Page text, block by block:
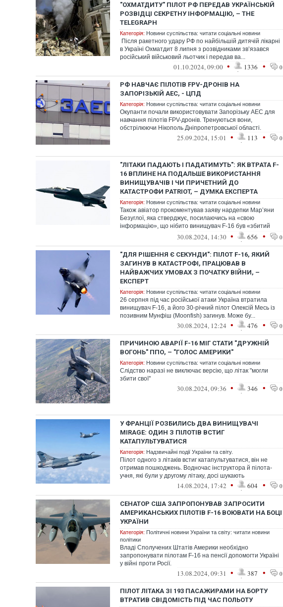
"ОХМАТДИТУ" ПІЛОТ РФ ПЕРЕДАВ УКРАЇНСЬКІЙ
РОЗВІДЦІ СЕКРЕТНУ ІНФОРМАЦІЮ, – THE
TELEGRAPH
Категорія: Новини суспільства: читати соціальні новини
Після ракетного удару РФ по найбільшій дитячій лікарні
в Україні Охматдит 8 липня з розвідниками зв’язався
російський військовий льотчик і передав ва...
01.10.2024, 09:00 • 1336 • 0
РФ НАВЧАЄ ПІЛОТІВ FPV-ДРОНІВ НА
ЗАПОРІЗЬКІЙ АЕС, - ЦПД
Категорія: Новини суспільства: читати соціальні новини
Окупанти почали використовувати Запорізьку АЕС для
навчання пілотів FPV-дронів. Тренуються вони,
обстрілюючи Нікополь Дніпропетровської області.
25.09.2024, 15:01 • 113 • 0
"ЛІТАКИ ПАДАЮТЬ І ПАДАТИМУТЬ": ЯК ВТРАТА F-
16 ВПЛИНЕ НА ПОДАЛЬШЕ ВИКОРИСТАННЯ
ВИНИЩУВАЧІВ І ЧИ ПРИЧЕТНИЙ ДО
КАТАСТРОФИ PATRIOT, – ДУМКА ЕКСПЕРТА
Категорія: Новини суспільства: читати соціальні новини
Також авіатор прокоментував заяву нардепки Мар’яни
Безуглої, яка стверджує, посилаючись на «свою
інформацію», що нібито винищувач F-16 був «збитий
30.08.2024, 14:30 • 656 • 0
"ДЛЯ РІШЕННЯ Є СЕКУНДИ": ПІЛОТ F-16, ЯКИЙ
ЗАГИНУВ В КАТАСТРОФІ, ПРАЦЮВАВ В
НАЙВАЖЧИХ УМОВАХ З ПОЧАТКУ ВІЙНИ, –
ЕКСПЕРТ
Категорія: Новини суспільства: читати соціальні новини
26 серпня під час російської атаки Україна втратила
винищувач F-16, а його 30-річний пілот Олексій Месь із
позивним Мунфіш (Moonfish) загинув. Може бу...
30.08.2024, 12:24 • 476 • 0
ПРИЧИНОЮ АВАРІЇ F-16 МІГ СТАТИ "ДРУЖНІЙ
ВОГОНЬ" ППО, – "ГОЛОС АМЕРИКИ"
Категорія: Новини суспільства: читати соціальні новини
Слідство наразі не виключає версію, що літак "могли
збити свої"
30.08.2024, 09:36 • 346 • 0
У ФРАНЦІЇ РОЗБИЛИСЬ ДВА ВИНИЩУВАЧІ
MIRAGE: ОДИН З ПІЛОТІВ ВСТИГ
КАТАПУЛЬТУВАТИСЯ
Категорія: Надзвичайні події України та світу.
Пілот одного з літаків встиг катапультуватися, він не
отримав пошкоджень. Водночас інструктора й пілота-
учня, які були у другому літаку, досі шукають
14.08.2024, 17:42 • 604 • 0
СЕНАТОР США ЗАПРОПОНУВАВ ЗАПРОСИТИ
АМЕРИКАНСЬКИХ ПІЛОТІВ F-16 ВОЮВАТИ НА БОЦІ
УКРАЇНИ
Категорія: Політичні новини України та світу: читати новини
політики
Владі Сполучених Штатів Америки необхідно
запропонувати пілотам F-16 на пенсії допомогти Україні
у війні проти Росії.
13.08.2024, 09:31 • 387 • 0
ПІЛОТ ЛІТАКА ЗІ 193 ПАСАЖИРАМИ НА БОРТУ
ВТРАТИВ СВІДОМІСТЬ ПІД ЧАС ПОЛЬОТУ